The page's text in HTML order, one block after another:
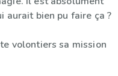
aurait bien pu faire ça ?
volontiers sa mission